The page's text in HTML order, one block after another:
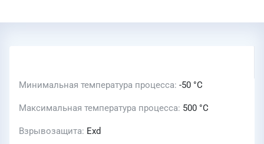
Минимальная температура процесса -50 °C
Максимальная температура процесса 500 °C
Взрывозащита Exd